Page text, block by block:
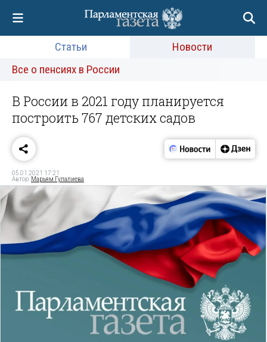
Статьи
Новости
Все о пенсиях в России
В России в 2021 году планируется
построить 767 детских садов
05.01.2021 17:21
Автор: Марьям Гулалиева